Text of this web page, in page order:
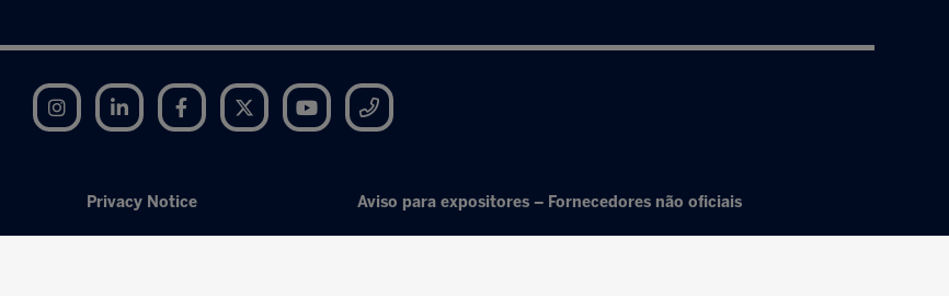
Instagram LinkedIn Facebook Twitter YouTube
Privacy Notice Aviso para expositores – Fornecedores não oficiais